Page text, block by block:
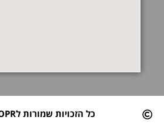
כל הזכויות שמורות לOPR